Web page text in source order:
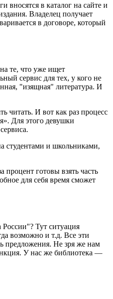
вносятся в каталог на сайте и
Владелец получает
в договоре, который
те, что уже ищет
сервис для тех, у кого не
"изящная" литература. И
читать. И вот как раз процесс
Для этого девушки
студентами и школьниками,
процент готовы взять часть
для себя время сможет
Тут ситуация
возможно и т.д. Все эти
предложения. Не зря же нам
У нас же библиотека —